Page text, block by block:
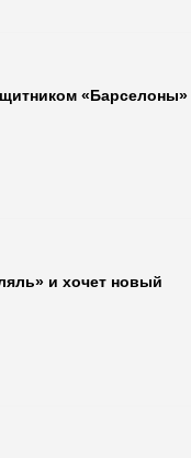
«Барселоны»
и хочет новый